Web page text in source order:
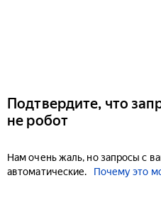
Подтвердите, что
не робот
Нам очень жаль, но запросы с
автоматические.
Почему это